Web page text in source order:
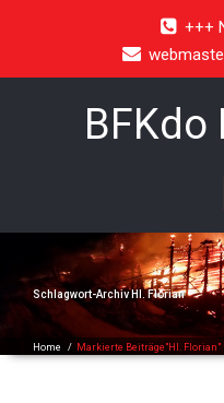
+++
Schlagwort-ArchivHl. Florian
Home / Markierte Beiträge"Hl. Florian"